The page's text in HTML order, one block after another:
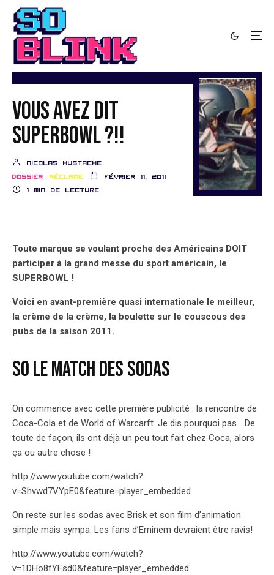
Vous avez dit
SuperBowl ?!!
nicolas hustache
Dossier
Réclame
février 11, 2011
1 min de lecture
Toute marque se voulant proche des Américains DOIT
participer à la grand messe du sport américain, le
SUPERBOWL !
Voici en avant-première quasi internationale le meilleur,
la crème de la crème, la boulette sur le couscous des
pubs de la saison 2011.
So le match des sodas
On commence avec cette première publicité : la rencontre de
Coca-Cola et de World of Warcarft. Je dis pourquoi pas… De
toute de façon, ils ont déjà un peu tout fait chez Coca, alors
ça ou autre chose !
http://www.youtube.com/watch?
v=Shvwd7VYpE0&feature=player_embedded
On reste sur les sodas avec Brisk et son film d’animation
simple mais sympa. Les fans d’Eminem devraient être ravis!
http://www.youtube.com/watch?
v=1DHo8fYFsd0&feature=player_embedded